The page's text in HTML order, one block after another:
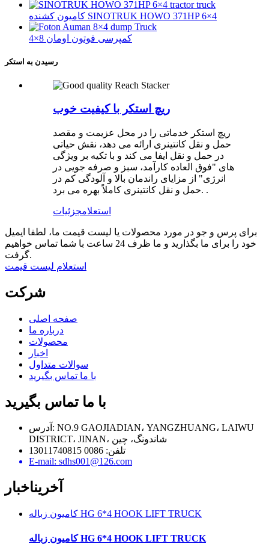
کامیون کشنده SINOTRUK HOWO 371HP 6×4
کمپرسی فوتون اومان 8×4
رسیدن به استکر
ریچ استکر با کیفیت خوب
ریچ استکر خدماتی را در محل عزیمت و مقصد
حمل و نقل کانتینری ارائه می دهد، نقش حیاتی
در حمل و نقل ایفا می کند و با تکیه بر ویژگی
های "فوق العاده کارآمد، سبز و صرفه جویی در
انرژی" از مزایای راندمان بالا و آلودگی کم در
حمل و نقل کانتینری کاملاً بهره می برد. .
استعلامجزئیات
برای پرس و جو در مورد محصولات یا لیست قیمت ما، لطفا ایمیل
خود را برای ما بگذارید و ما ظرف 24 ساعت با شما تماس خواهیم
گرفت.
استعلام لیست قیمت
شرکت
صفحه اصلی
درباره ما
محصولات
اخبار
سوالات متداول
با ما تماس بگیرید
با ما تماس بگیرید
آدرس: NO.9 GAOJIADIAN، YANGZHUANG، LAIWU
DISTRICT، JINAN، شاندونگ، چین
تلفن: 0086 13011740815
E-mail: sdhs001@126.com
آخریناخبار
کامیون زباله HG 6*4 HOOK LIFT TRUCK
کامیون زباله HG 6*4 HOOK LIFT TRUCK